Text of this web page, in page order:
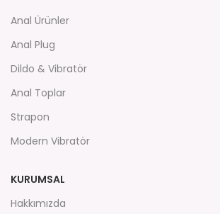
Anal Ürünler
Anal Plug
Dildo & Vibratör
Anal Toplar
Strapon
Modern Vibratör
KURUMSAL
Hakkımızda